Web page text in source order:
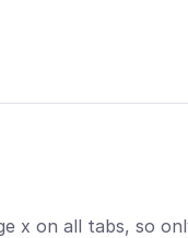
x on all tabs, so